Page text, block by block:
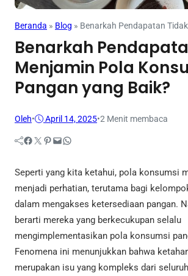
Beranda » Blog » Benarkah Pendapatan
Benarkah
Menjamin Pola
Pangan yang Baik?
Oleh• April 14, 2025•2 Menit membaca
Facebook Twitter Pinterest Mail WhatsApp
Seperti yang kita ketahui, pola konsumsi
menjadi perhatian, terutama bagi
dalam mengakses ketersediaan pangan.
berarti mereka yang berkecukupan selalu
mengimplementasikan pola konsumsi
Fenomena ini menunjukkan bahwa
merupakan isu yang kompleks dari